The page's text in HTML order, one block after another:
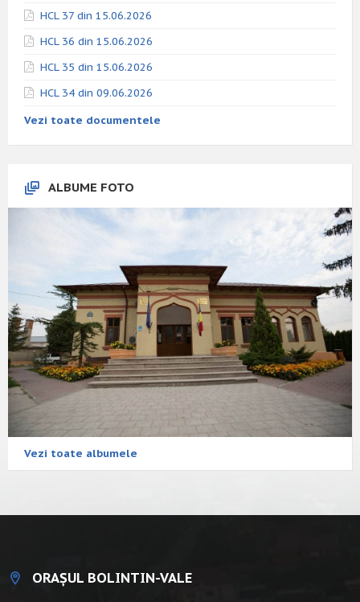
HCL 37 din 15.06.2026
HCL 36 din 15.06.2026
HCL 35 din 15.06.2026
HCL 34 din 09.06.2026
Vezi toate documentele
ALBUME FOTO
Vezi toate albumele
ORAȘUL BOLINTIN-VALE